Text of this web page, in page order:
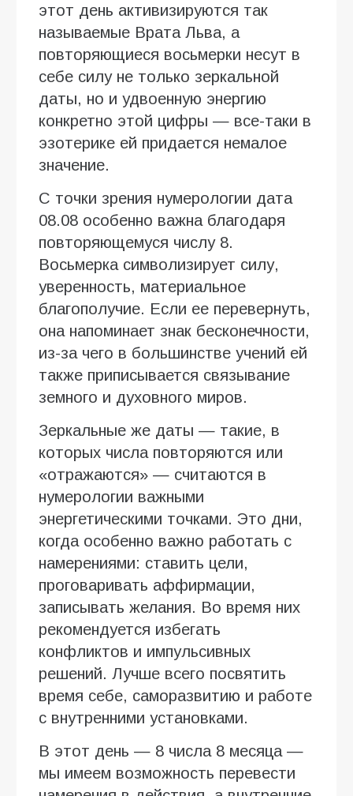
этот день активизируются так
называемые Врата Льва, а
повторяющиеся восьмерки несут в
себе силу не только зеркальной
даты, но и удвоенную энергию
конкретно этой цифры — все-таки в
эзотерике ей придается немалое
значение.
С точки зрения нумерологии дата
08.08 особенно важна благодаря
повторяющемуся числу 8.
Восьмерка символизирует силу,
уверенность, материальное
благополучие. Если ее перевернуть,
она напоминает знак бесконечности,
из-за чего в большинстве учений ей
также приписывается связывание
земного и духовного миров.
Зеркальные же даты — такие, в
которых числа повторяются или
«отражаются» — считаются в
нумерологии важными
энергетическими точками. Это дни,
когда особенно важно работать с
намерениями: ставить цели,
проговаривать аффирмации,
записывать желания. Во время них
рекомендуется избегать
конфликтов и импульсивных
решений. Лучше всего посвятить
время себе, саморазвитию и работе
с внутренними установками.
В этот день — 8 числа 8 месяца —
мы имеем возможность перевести